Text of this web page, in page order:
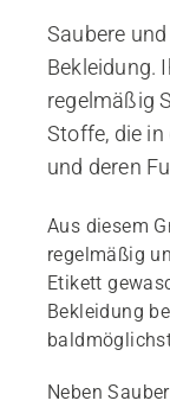
Saubere
Bekleidung.
regelmäßig
Stoffe, die
und deren
Aus diesem
regelmäßig
Etikett
Bekleidung
Neben